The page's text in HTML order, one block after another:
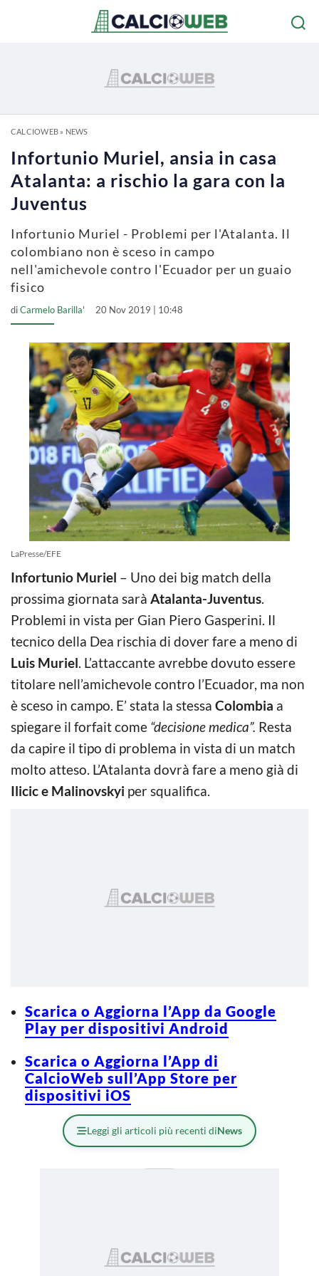
CALCIOWEB» NEWS
Infortunio Muriel, ansia in casa
Atalanta: a rischio la gara con la
Juventus
Infortunio Muriel - Problemi per l'Atalanta. Il
colombiano non è sceso in campo
nell'amichevole contro l'Ecuador per un guaio
fisico
diCarmelo Barilla' 20 Nov 2019 | 10:48
LaPresse/EFE
Infortunio Muriel – Uno dei big match della
prossima giornata sarà Atalanta-Juventus.
Problemi in vista per Gian Piero Gasperini. Il
tecnico della Dea rischia di dover fare a meno di
Luis Muriel. L’attaccante avrebbe dovuto essere
titolare nell’amichevole contro l’Ecuador, ma non
è sceso in campo. E’ stata la stessa Colombia a
spiegare il forfait come “decisione medica”. Resta
da capire il tipo di problema in vista di un match
molto atteso. L’Atalanta dovrà fare a meno già di
Ilicic e Malinovskyi per squalifica.
Scarica o Aggiorna l’App da Google
Play per dispositivi Android
Scarica o Aggiorna l’App di
CalcioWeb sull’App Store per
dispositivi iOS
Leggi gli articoli più recenti diNews